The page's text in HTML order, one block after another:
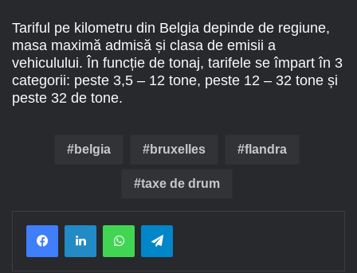
Tariful pe kilometru din Belgia depinde de regiune,
masa maximă admisă și clasa de emisii a
vehiculului. În funcție de tonaj, tarifele se împart în 3
categorii: peste 3,5 – 12 tone, peste 12 – 32 tone și
peste 32 de tone.
belgia bruxelles flandra
taxe de drum